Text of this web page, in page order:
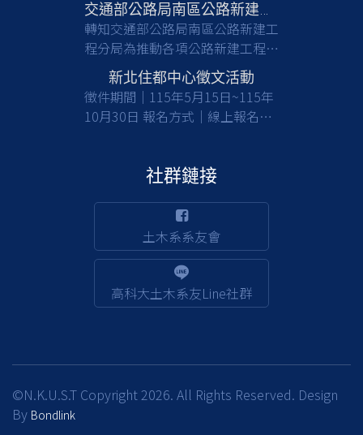
交通部公路局南區公路新建工程分局徵才
轉知交通部公路局南區公路新建工
程分局為推動各項公路新建工程，
亟需具備土木工程等相關專業背景
之人才加入，共同提升公共工程品
質與建設效能，請有意從事公部門
工程建設工作之應屆畢業生及校友
(含相關職缺資訊)1份，請於截止
日前(115/8/17)，至行政院人事行
政總處事求人機關徵才系統
(https://web3.dgpa.gov.tw/want03front/AP/
)，在機關名稱輸入「交通部公路
局南區公路新建工程分局」，可查
詢職缺相關資訊並完成報名；該分
局約用職缺也將不定期刊登於該徵
話：(05)362-8111 分機256賴小
新北住都中心徵文活動
徵件期間｜115年5月15日~115年
10月30日 報名方式｜線上報名及
社群鏈接
土木系系友會
高科大土木系友Line社群
©N.K.U.S.T Copyright 2026. All Rights Reserved. Design
By Bondlink